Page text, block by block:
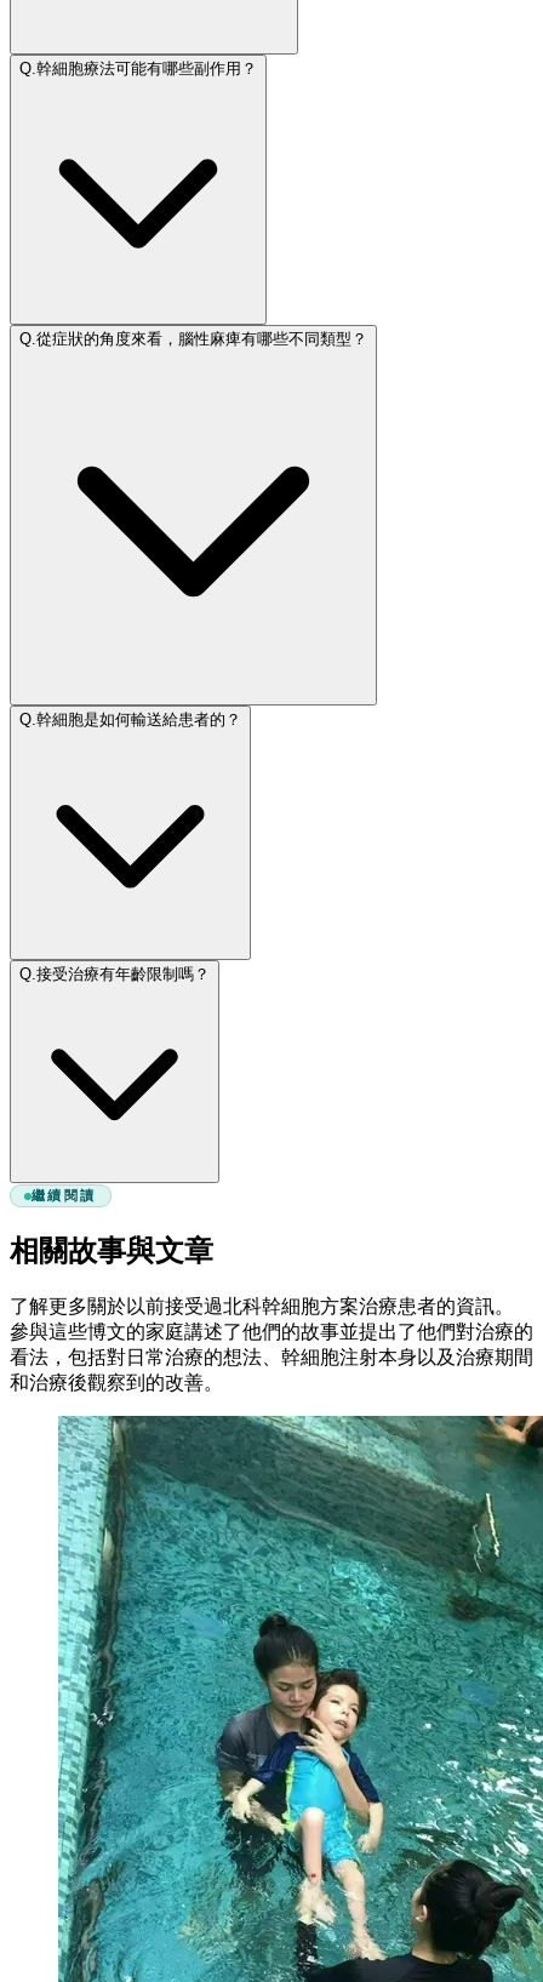
Q. 幹細胞療法可能有哪些副作用？
Q. 從症狀的角度來看，腦性麻痺有哪些不同類型？
Q. 幹細胞是如何輸送給患者的？
Q. 接受治療有年齡限制嗎？
繼續閱讀
相關故事與文章
了解更多關於以前接受過北科幹細胞方案治療患者的資訊。
參與這些博文的家庭講述了他們的故事並提出了他們對治療的
看法，包括對日常治療的想法、幹細胞注射本身以及治療期間
和治療後觀察到的改善。